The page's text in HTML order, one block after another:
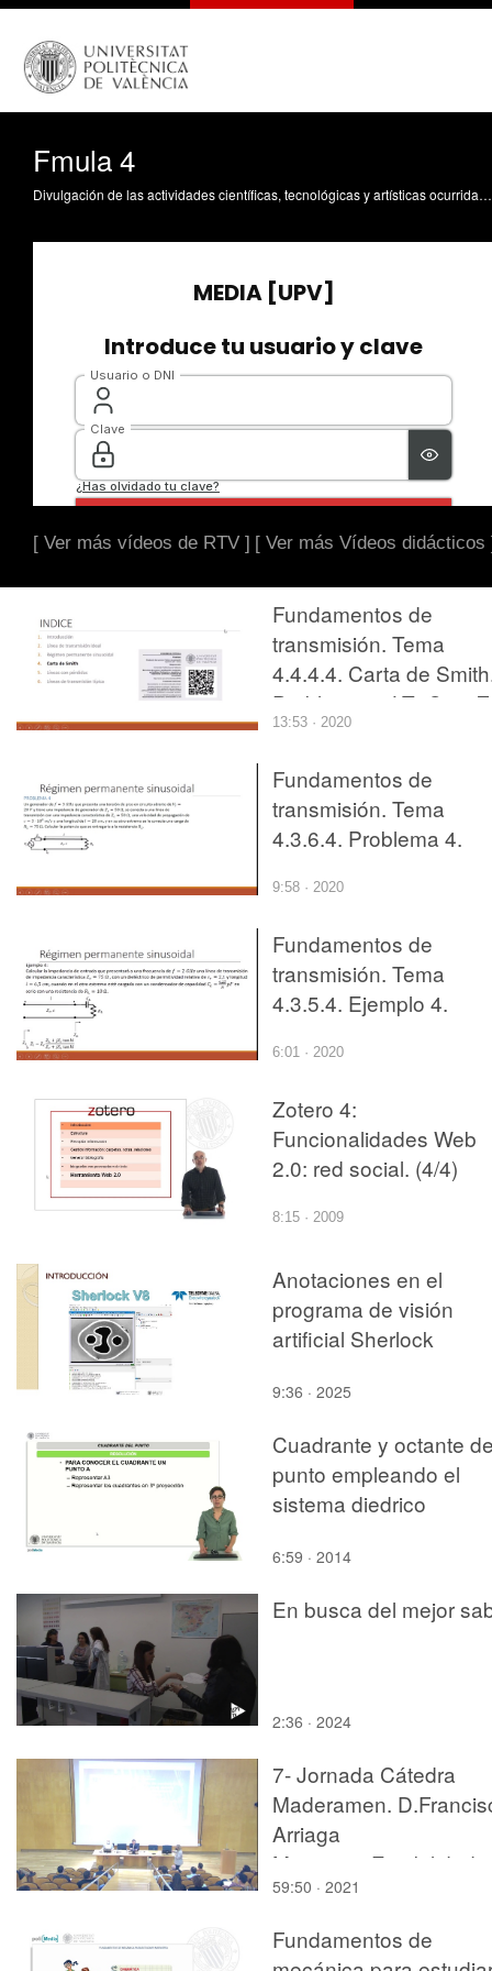
Fmula 4
Divulgación de las actividades científicas, tecnológicas y artísticas ocurridas en los tres campus de la UPV
[ Ver más vídeos de RTV ] [ Ver más Vídeos didácticos
Fundamentos de
transmisión. Tema
4.4.4.4. Carta de
Problema 4. LT+Cs e
13:53 · 2020
Fundamentos de
transmisión. Tema
4.3.6.4. Problema 4.
9:58 · 2020
Fundamentos de
transmisión. Tema
4.3.5.4. Ejemplo 4.
6:01 · 2020
Zotero 4:
Funcionalidades Web
2.0: red social. (4/4)
8:15 · 2009
Anotaciones en el
programa de visión
artificial Sherlock
9:36 · 2025
Cuadrante y octante
punto empleando el
sistema diedrico
6:59 · 2014
En busca del mejor
2:36 · 2024
7- Jornada Cátedra
Maderamen.
Arriaga
Martitegui.Estabilidad
global y nudos en
59:50 · 2021
Fundamentos de